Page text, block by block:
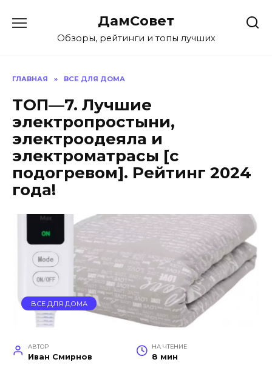
содержанию
ДамСовет
Обзоры, рейтинги и топы лучших
ГЛАВНАЯ » ВСЕ ДЛЯ ДОМА
ТОП—7. Лучшие
электропростыни,
электроодеяла и
электроматрасы [с
подогревом]. Рейтинг 2024
года!
ВСЕ ДЛЯ ДОМА
АВТОР
Иван Смирнов
НА ЧТЕНИЕ
8 мин